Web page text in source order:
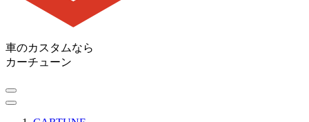
車のカスタムなら
カーチューン